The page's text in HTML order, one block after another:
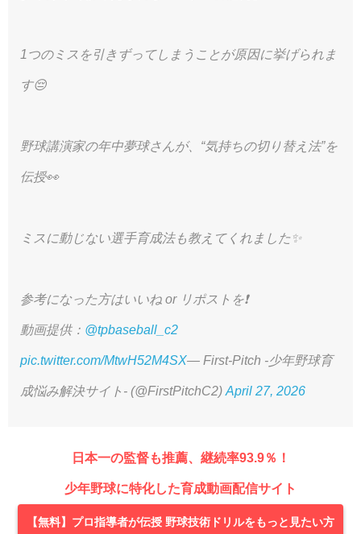
1つのミスを引きずってしまうことが原因に挙げられま
す😔
野球講演家の年中夢球さんが、“気持ちの切り替え法”を
伝授👀
ミスに動じない選手育成法も教えてくれました✨
参考になった方はいいね or リポストを❗️
動画提供： @tpbaseball_c2
pic.twitter.com/MtwH52M4SX— First-Pitch -少年野球育
成悩み解決サイト- (@FirstPitchC2) April 27, 2026
日本一の監督も推薦、継続率93.9％！
少年野球に特化した育成動画配信サイト
【無料】プロ指導者が伝授 野球技術ドリルをもっと見たい方